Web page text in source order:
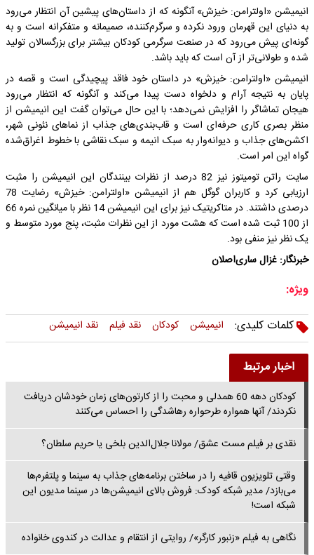
انیمیشن «اولترامن: خیزش» آنگونه که از داستان‌های پیشین آن انتظار می‌رود
به دنیای این قهرمان ورود نکرده و سرگرم‌کننده، صمیمانه و متفکرانه است و به
گونه‌ای پیش می‌رود که در صنعت سرگرمی کودکان بیشتر برای بزرگسالان تولید
شده و طولانی‌تر از آن است که باید باشد.
انیمیشن «اولترامن: خیزش» در داستان خود فاقد پیچیدگی است و قصه در
پایان به نتیجه آرام و دلخواه دست پیدا می‌کند و آنگونه که انتظار می‌رود
هیجان تماشاگر را افزایش نمی‌دهد؛ با این حال می‌توان گفت این انیمیشن از
منظر بصری کاری حرفه‌ای است و قاب‌بندی‌های جذاب از نماهای نئونی شهر،
اکشن‌های جذاب و دیوانه‌وار به سبک انیمه و سبک نقاشی با خطوط اغراق‌شده
گواه این امر است.
سایت راتن تومیتوز نیز 82 درصد از نظرات بینندگان این انیمیشن را مثبت
ارزیابی کرد و کاربران گوگل هم از انیمیشن «اولترامن: خیزش» رضایت 78
درصدی داشتند. در متاکریتیک نیز برای این انیمیشن 14 نظر با میانگین نمره 66
از 100 ثبت شده است که هشت مورد از این نظرات مثبت، پنج مورد متوسط و
یک نظر نیز منفی بود.
خبرنگار: غزال ساری‌اصلان
ویژه:
کلمات کلیدی:
انیمیشن کودکان نقد فیلم نقد انیمیشن
اخبار مرتبط
کودکان دهه 60 همدلی و محبت را از کارتون‌های زمان خودشان دریافت
نکردند/ آنها همواره طرحواره رهاشدگی را احساس می‌کنند
نقدی بر فیلم مست عشق/ مولانا جلال‌الدین بلخی یا حریم سلطان؟
وقتی تلویزیون قافیه را در ساختن برنامه‌های جذاب به سینما و پلتفرم‌ها
می‌بازد/ مدیر شبکه کودک: فروش بالای انیمیشن‌ها در سینما مدیون این
شبکه است!
نگاهی به فیلم «زنبور کارگر»/ روایتی از انتقام و عدالت در کندوی خانواده